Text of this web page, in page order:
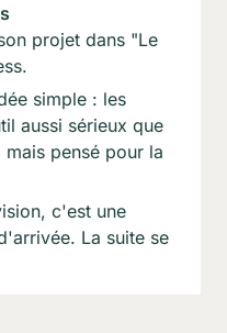
projet dans "Le
simple : les
aussi sérieux que
pensé pour la
c'est une
La suite se